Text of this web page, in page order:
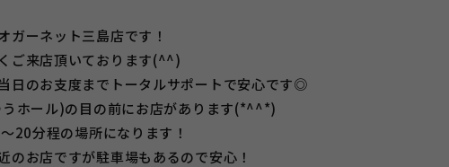
ガーネット三島店です！
ご来店頂いております(^^)
日のお支度までトータルサポートで安心です◎
うホール)の目の前にお店があります(*^^*)
20分程の場所になります！
お店ですが駐車場もあるので安心！